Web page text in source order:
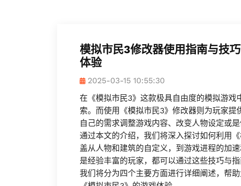
模拟市民3修改器使用指南与技
体验
2025-03-15 10:55:30
在《模拟市民3》这款极具自由度的模拟游
索。而使用《模拟市民3》修改器则为玩家
自己的需求调整游戏内容、改变人物设定或
通过本文的介绍，我们将深入探讨如何利用
盖从人物和建筑的自定义，到游戏进程的加
是经验丰富的玩家，都可以通过这些技巧与
我们将分为四个主要方面进行详细阐述，帮